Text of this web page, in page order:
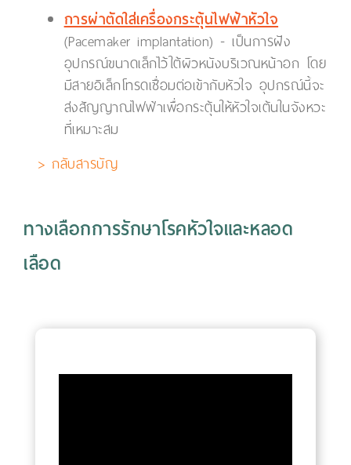
การผ่าตัดใส่เครื่องกระตุ้นไฟฟ้าหัวใจ
(Pacemaker implantation) - เป็นการฝัง
อุปกรณ์ขนาดเล็กไว้ใต้ผิวหนังบริเวณหน้าอก โดย
มีสายอิเล็กโทรดเชื่อมต่อเข้ากับหัวใจ อุปกรณ์นี้จะ
ส่งสัญญาณไฟฟ้าเพื่อกระตุ้นให้หัวใจเต้นในจังหวะ
ที่เหมาะสม
> กลับสารบัญ
ทางเลือกการรักษาโรคหัวใจและหลอด
เลือด